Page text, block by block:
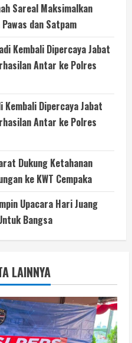
Sareal Maksimalkan
dan Satpam
Kembali Dipercaya Jabat
Antar ke Polres
Kembali Dipercaya Jabat
Antar ke Polres
Dukung Ketahanan
ke KWT Cempaka
Upacara Hari Juang
Bangsa
LAINNYA